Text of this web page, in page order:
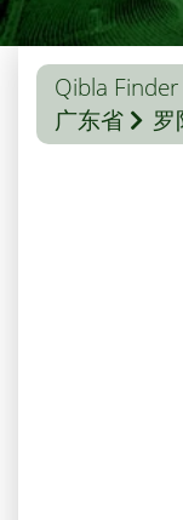
Qibla Finder
广东省
罗